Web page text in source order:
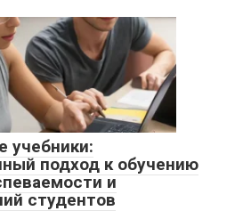
учебники:
подход к обучению
и
студентов